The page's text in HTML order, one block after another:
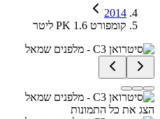
2014
קומפורט PK 1.6 ליטר
הצג את כל התמונות